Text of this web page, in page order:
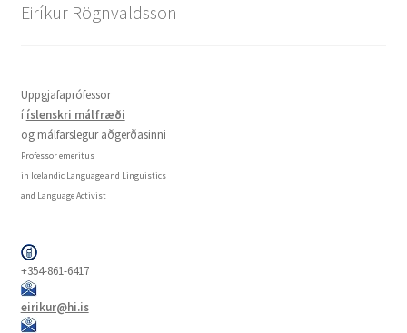
Eiríkur Rögnvaldsson
Uppgjafaprófessor
í íslenskri málfræði
og málfarslegur aðgerðasinni
Professor emeritus
in Icelandic Language and Linguistics
and Language Activist
+354-861-6417
eirikur@hi.is